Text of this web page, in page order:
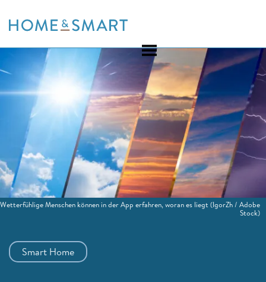
to
Smart Home
Wetterfühlige Menschen können in der App erfahren, woran es liegt (IgorZh / Adobe
Stock)